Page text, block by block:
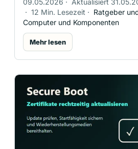
Arbeitsspeicher, Systemtyp
09.05.2026 · Aktualisiert
· 12 Min. Lesezeit · Ratgeber
Computer und Komponenten
Mehr lesen